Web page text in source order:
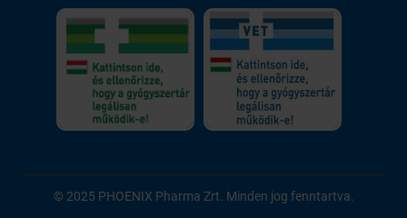
© 2025 PHOENIX Pharma Zrt. Minden jog fenntartva.